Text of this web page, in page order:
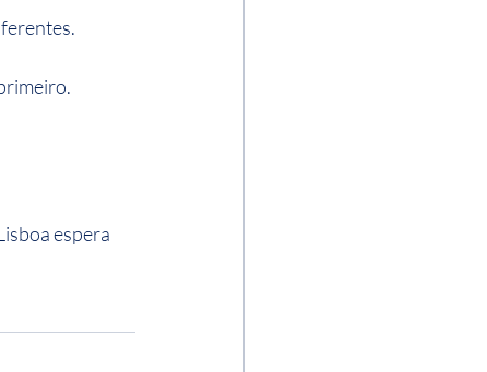
espera